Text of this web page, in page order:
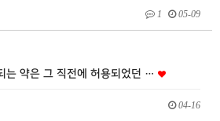
1 05-09
는 약은 그 직전에 허용되었던 …
04-16